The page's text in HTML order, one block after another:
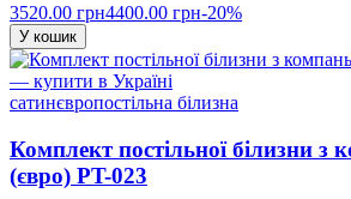
3520.00 грн4400.00 грн-20%
У кошик
сатинєвропостільна білизна
Комплект постільної білизни з
(євро) PT-023